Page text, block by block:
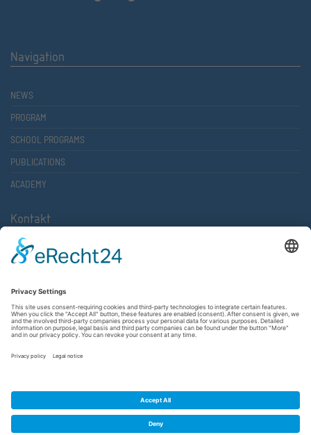
Navigation
NEWS
PROGRAM
SCHOOL PROGRAMS
PUBLICATIONS
ACADEMY
Kontakt
Atlantische Akademie Rheinland-Pfalz e.V.
67657 Kaiserslautern
FON 0631 36610-0
FAX 0631 36610-15
©2026 Atlantische Akademie Rheinland-Pfalz e. V. |
Terms and Conditions